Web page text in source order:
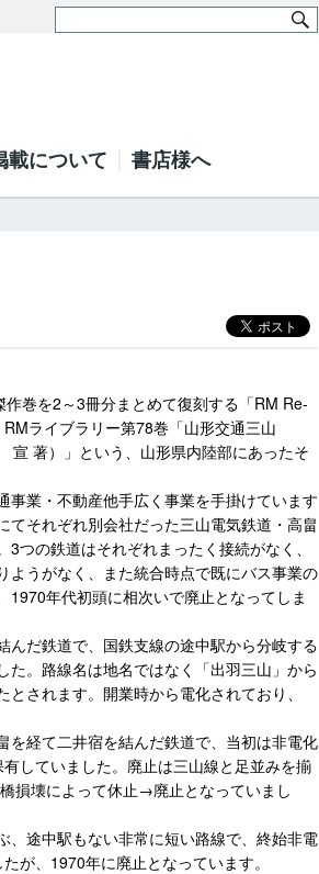
載について 書店様へ
巻を2～3冊分まとめて復刻する「RM Re-
ライブラリー第78巻「山形交通三山
著）」という、山形県内陸部にあったそ
業・不動産他手広く事業を手掛けています
それぞれ別会社だった三山電気鉄道・高畠
つの鉄道はそれぞれまったく接続がなく、
ようがなく、また統合時点で既にバス事業の
年代初頭に相次いで廃止となってしま
だ鉄道で、国鉄支線の途中駅から分岐する
。路線名は地名ではなく「出羽三山」から
されます。開業時から電化されており、
経て二井宿を結んだ鉄道で、当初は非電化
していました。廃止は三山線と足並みを揃
損壊によって休止→廃止となっていまし
途中駅もない非常に短い路線で、終始非電
が、1970年に廃止となっています。